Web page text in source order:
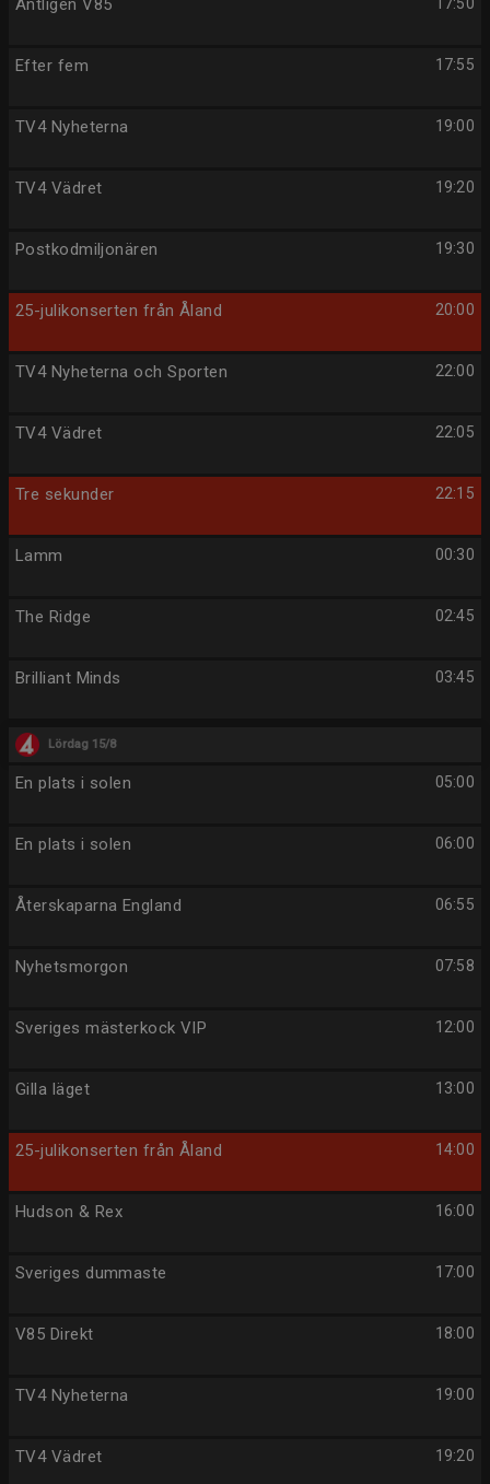
Äntligen V85
17:55
Efter fem
19:00
TV4 Nyheterna
19:20
TV4 Vädret
19:30
Postkodmiljonären
20:00
25-julikonserten från Åland
22:00
TV4 Nyheterna och Sporten
22:05
TV4 Vädret
22:15
Tre sekunder
00:30
Lamm
02:45
The Ridge
03:45
Brilliant Minds
Lördag 15/8
05:00
En plats i solen
06:00
En plats i solen
06:55
Återskaparna England
07:58
Nyhetsmorgon
12:00
Sveriges mästerkock VIP
13:00
Gilla läget
14:00
25-julikonserten från Åland
16:00
Hudson & Rex
17:00
Sveriges dummaste
18:00
V85 Direkt
19:00
TV4 Nyheterna
19:20
TV4 Vädret